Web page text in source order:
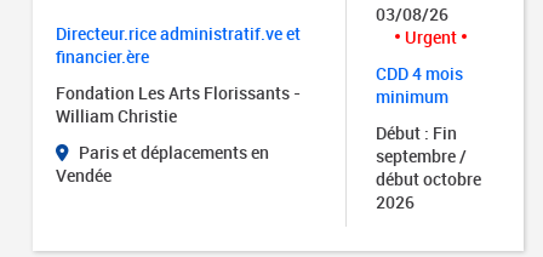
Directeur.rice administratif.ve et
financier.ère
Fondation Les Arts Florissants -
William Christie
Paris et déplacements en
Vendée
03/08/26
Urgent
CDD 4 mois
minimum
Début : Fin
septembre /
début octobre
2026